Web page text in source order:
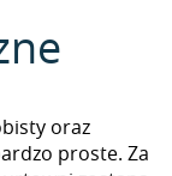
oraz
proste. Za